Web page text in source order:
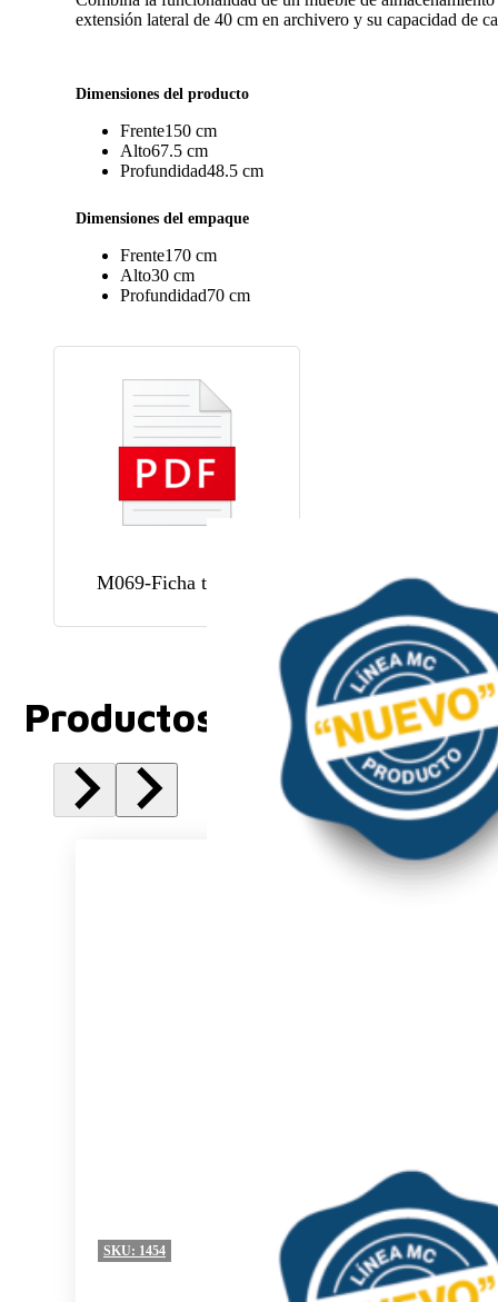
extensión lateral de 40 cm en archivero y su capacidad de
Dimensiones del producto
Frente150 cm
Alto67.5 cm
Profundidad48.5 cm
Dimensiones del empaque
Frente170 cm
Alto30 cm
Profundidad70 cm
M069-Ficha tecnica
Productos Relacionados
SKU: 1454